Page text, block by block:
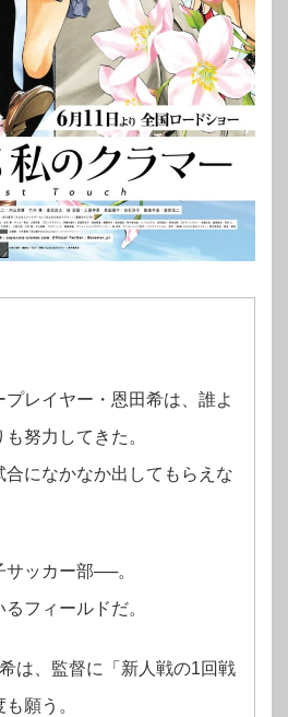
レイヤー・恩田希は、誰よ
努力してきた。
合になかなか出してもらえな
ッカー部──。
フィールドだ。
は、監督に「新人戦の1回戦
願う。